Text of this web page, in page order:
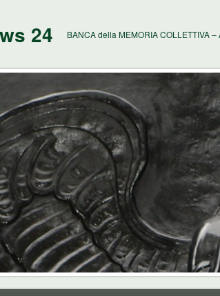
24 BANCA della MEMORIA COLLETTIVA